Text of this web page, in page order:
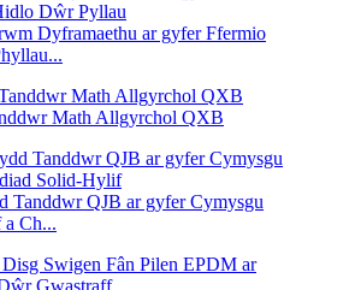
Dyframaethu ar gyfer Ffermio
Math Allgyrchol QXB
Tanddwr QJB ar gyfer Cymysgu
Ch...